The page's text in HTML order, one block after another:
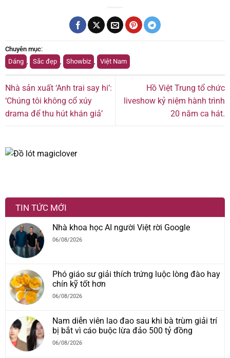
Chuyên mục:
Dáng , Sắc đẹp , Showbiz , Việt Nam
Nhà sản xuất ‘Anh trai say hi’:
‘Chúng tôi không cổ xúy
drama để thu hút khán giả’
Hồ Việt Trung tổ chức
liveshow kỷ niệm hành trình
20 năm ca hát.
TIN TỨC MỚI
Nhà khoa học AI người Việt rời Google
06/08/2026
Phó giáo sư giải thích trứng luộc lòng đào hay
chín kỹ tốt hơn
06/08/2026
Nam diễn viên lao đao sau khi bà trùm giải trí
bị bắt vì cáo buộc lừa đảo 500 tỷ đồng
06/08/2026